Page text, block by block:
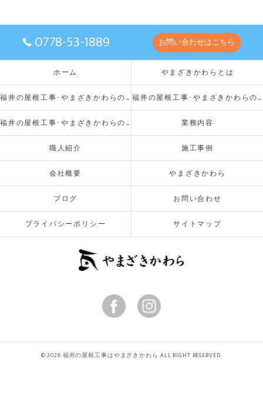
0778-53-1889 お問い合わせはこちら
ホーム やまざきかわらとは
福井の屋根工事･やまざきかわらの口コミ情報 福井の屋根工事･やまざきかわらのお客様の声
福井の屋根工事･やまざきかわらの評判 業務内容
職人紹介 施工事例
会社概要 やまざきかわら
ブログ お問い合わせ
プライバシーポリシー サイトマップ
© 2026 福井の屋根工事はやまざきかわら ALL RIGHT RESERVED.